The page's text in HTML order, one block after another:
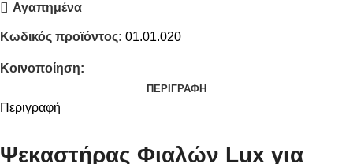
Αγαπημένα
Κωδικός προϊόντος: 01.01.020
Κοινοποίηση:
ΠΕΡΙΓΡΑΦΉ
Περιγραφή
Ψεκαστήρας Φιαλών Lux για